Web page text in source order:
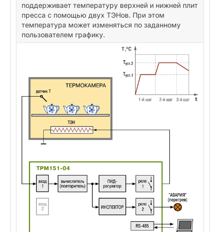
поддерживает температуру верхней и нижней плит
пресса с помощью двух ТЭНов. При этом
температура может изменяться по заданному
пользователем графику.